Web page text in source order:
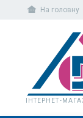
other_houses На головну
ІНТЕРНЕТ-